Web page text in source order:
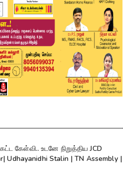
கேள்வி.. உடனே நிறுத்திய JCD
Udhayanidhi Stalin | TN Assembly |